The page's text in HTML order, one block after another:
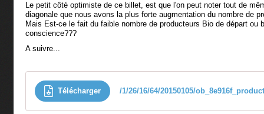
Le petit côté optimiste de ce billet, est que l'on peut noter tout de
diagonale que nous avons la plus forte augmentation du nombre de
Mais Est-ce le fait du faible nombre de producteurs Bio de départ ou
conscience???
A suivre...
Télécharger /1/26/16/64/20150105/